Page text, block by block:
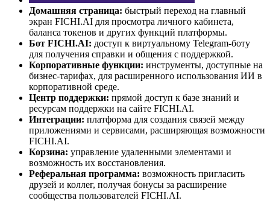
Домашняя страница: быстрый переход на главный
экран FICHI.AI для просмотра личного кабинета,
баланса токенов и других функций платформы.
Бот FICHI.AI: доступ к виртуальному Telegram-боту
для получения справки и общения с поддержкой.
Корпоративные функции: инструменты, доступные на
бизнес-тарифах, для расширенного использования ИИ в
корпоративной среде.
Центр поддержки: прямой доступ к базе знаний и
ресурсам поддержки на сайте FICHI.AI.
Интеграции: платформа для создания связей между
приложениями и сервисами, расширяющая возможности
FICHI.AI.
Корзина: управление удаленными элементами и
возможность их восстановления.
Реферальная программа: возможность пригласить
друзей и коллег, получая бонусы за расширение
сообщества пользователей FICHI.AI.